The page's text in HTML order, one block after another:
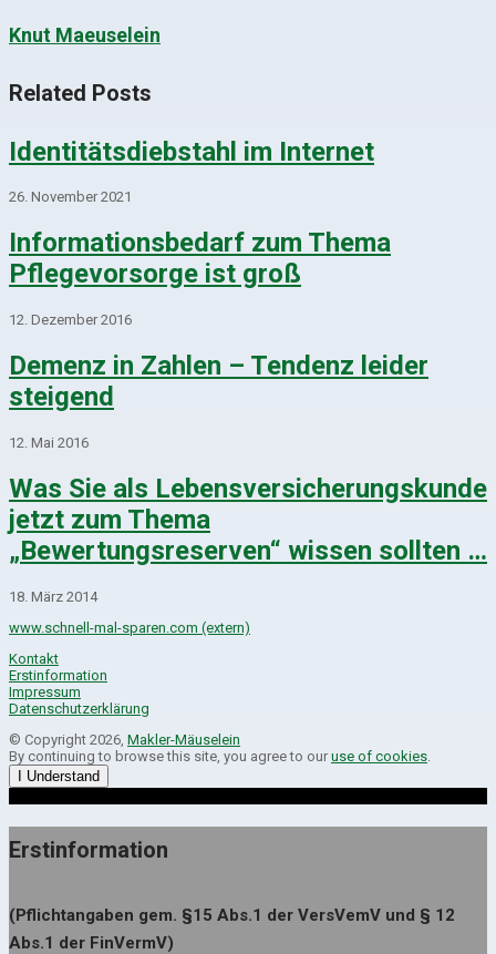
Knut Maeuselein
Related Posts
Identitätsdiebstahl im Internet
26. November 2021
Informationsbedarf zum Thema
Pflegevorsorge ist groß
12. Dezember 2016
Demenz in Zahlen – Tendenz leider
steigend
12. Mai 2016
Was Sie als Lebensversicherungskunde
jetzt zum Thema
„Bewertungsreserven“ wissen sollten …
18. März 2014
www.schnell-mal-sparen.com (extern)
Kontakt
Erstinformation
Impressum
Datenschutzerklärung
© Copyright 2026, Makler-Mäuselein
By continuing to browse this site, you agree to our use of cookies
I Understand
Erstinformation
(Pflichtangaben gem. §15 Abs.1 der VersVemV und § 12
Abs.1 der FinVermV)